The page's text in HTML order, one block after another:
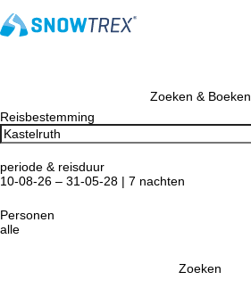
Zoeken & Boeken
Reisbestemming
periode & reisduur
10-08-26 – 31-05-28 | 7 nachten
Personen
alle
Zoeken